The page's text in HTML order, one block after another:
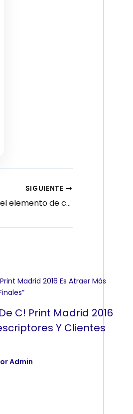
SIGUIENTE
“Promocionar con el elemento de cristalería es una buena inversión para sus clientes: refuerza su imagen de marca”
C! Print Madrid 2016
Y Clientes
Admin